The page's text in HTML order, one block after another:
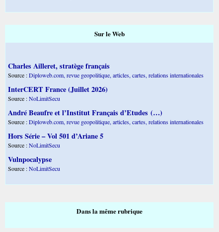
Sur le Web
Charles Ailleret, stratège français
Source :Diploweb.com, revue geopolitique, articles, cartes, relations internationales
InterCERT France (Juillet 2026)
Source :NoLimitSecu
André Beaufre et l’Institut Français d’Etudes (…)
Source :Diploweb.com, revue geopolitique, articles, cartes, relations internationales
Hors Série – Vol 501 d’Ariane 5
Source :NoLimitSecu
Vulnpocalypse
Source :NoLimitSecu
Dans la même rubrique